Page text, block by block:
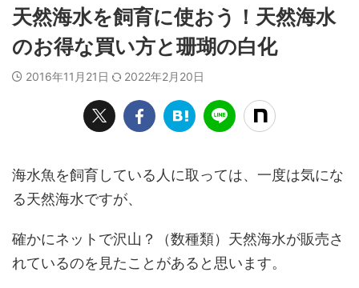
天然海水を飼育に使おう！天然海水
のお得な買い方と珊瑚の白化
2016年11月21日 2022年2月20日
海水魚を飼育している人に取っては、一度は気にな
る天然海水ですが、
確かにネットで沢山？（数種類）天然海水が販売さ
れているのを見たことがあると思います。